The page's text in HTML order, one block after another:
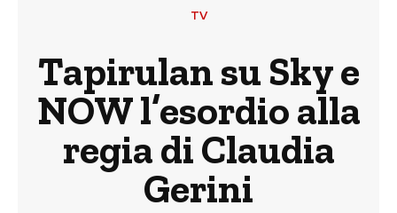
TV
Tapirulan su Sky e
NOW l’esordio alla
regia di Claudia
Gerini